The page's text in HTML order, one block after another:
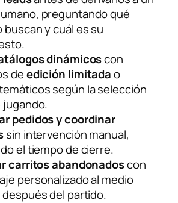
preguntando qué
y cuál es su
dinámicoscon
deedición limitadao
según la selección
pedidos y coordinar
sin intervención manual,
el tiempo de cierre.
carritos abandonadoscon
personalizado al medio
del partido.